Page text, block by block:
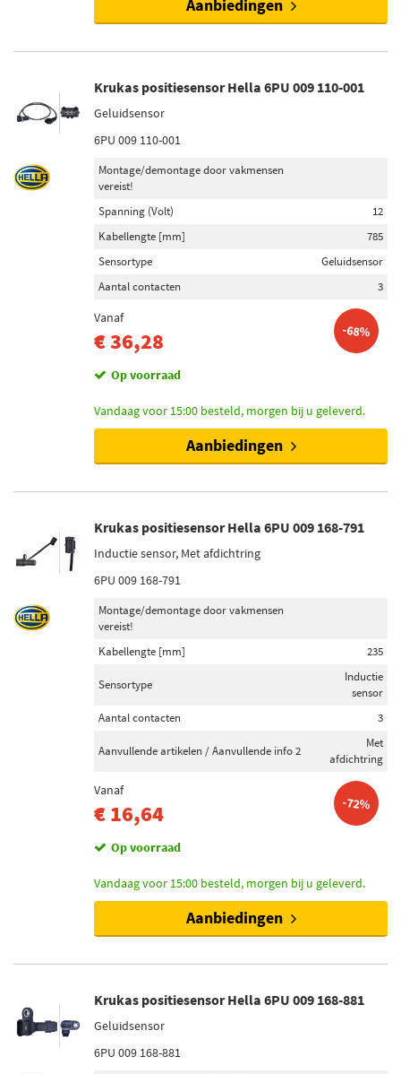
Aanbiedingen
Krukas positiesensor Hella 6PU 009 110-001
Geluidsensor
6PU 009 110-001
Montage/demontage door vakmensen
vereist!
Spanning (Volt)
12
Kabellengte [mm]
785
Sensortype
Geluidsensor
Aantal contacten
3
Vanaf
€ 36,28 -68%
Op voorraad
Vandaag voor 15:00 besteld, morgen bij u geleverd.
Aanbiedingen
Krukas positiesensor Hella 6PU 009 168-791
Inductie sensor, Met afdichtring
6PU 009 168-791
Montage/demontage door vakmensen
vereist!
Kabellengte [mm]
235
Sensortype
Inductie
sensor
Aantal contacten
3
Aanvullende artikelen / Aanvullende info 2
Met
afdichtring
Vanaf
€ 16,64 -72%
Op voorraad
Vandaag voor 15:00 besteld, morgen bij u geleverd.
Aanbiedingen
Krukas positiesensor Hella 6PU 009 168-881
Geluidsensor
6PU 009 168-881